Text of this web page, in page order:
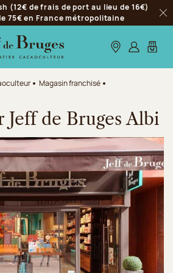
(12€ de frais de port au lieu de 16€)
75€ en France métropolitaine
Nos boutiques
S’identifier
Mon
Magasin franchisé
Jeff de Bruges Albi